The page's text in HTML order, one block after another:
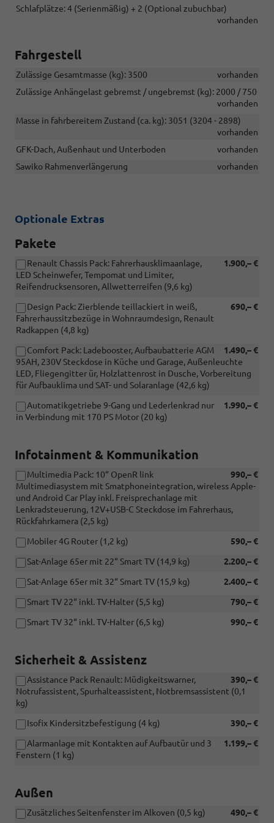
Schlafplätze: 4 (Serienmäßig) + 2 (Optional zubuchbar)
vorhanden
Fahrgestell
Zulässige Gesamtmasse (kg): 3500
vorhanden
Zulässige Anhängelast gebremst / ungebremst (kg): 2000 / 750
vorhanden
Masse in fahrbereitem Zustand (ca. kg): 3051 (3204 - 2898)
vorhanden
GFK-Dach, Außenhaut und Unterboden
vorhanden
Sawiko Rahmenverlängerung
vorhanden
Optionale Extras
Pakete
1.900,– €
Renault Chassis Pack: Fahrerhausklimaanlage,
LED Scheinwefer, Tempomat und Limiter,
Reifendrucksensoren, Allwetterreifen (9,6 kg)
690,– €
Design Pack: Zierblende teillackiert in weiß,
Fahrerhaussitzbezüge in Wohnraumdesign, Renault
Radkappen (4,8 kg)
1.490,– €
Comfort Pack: Ladebooster, Aufbaubatterie AGM
95AH, 230V Steckdose in Küche und Garage, Außenleuchte
LED, Fliegengitter ür, Holzlattenrost in Dusche, Vorbereitung
für Aufbauklima und SAT- und Solaranlage (42,6 kg)
1.990,– €
Automatikgetriebe 9-Gang und Lederlenkrad nur
in Verbindung mit 170 PS Motor (20 kg)
Infotainment & Kommunikation
990,– €
Multimedia Pack: 10“ OpenR link
Multimediasystem mit Smatphoneintegration, wireless Apple-
und Android Car Play inkl. Freisprechanlage mit
Lenkradsteuerung, 12V+USB-C Steckdose im Fahrerhaus,
Rückfahrkamera (2,5 kg)
590,– €
Mobiler 4G Router (1,2 kg)
2.200,– €
Sat-Anlage 65er mit 22“ Smart TV (14,9 kg)
2.400,– €
Sat-Anlage 65er mit 32“ Smart TV (15,9 kg)
790,– €
Smart TV 22“ inkl. TV-Halter (5,5 kg)
990,– €
Smart TV 32“ inkl. TV-Halter (6,5 kg)
Sicherheit & Assistenz
390,– €
Assistance Pack Renault: Müdigkeitswarner,
Notrufassistent, Spurhalteassistent, Notbremsassistent (0,1
kg)
390,– €
Isofix Kindersitzbefestigung (4 kg)
1.199,– €
Alarmanlage mit Kontakten auf Aufbautür und 3
Fenstern (1 kg)
Außen
490,– €
Zusätzliches Seitenfenster im Alkoven (0,5 kg)